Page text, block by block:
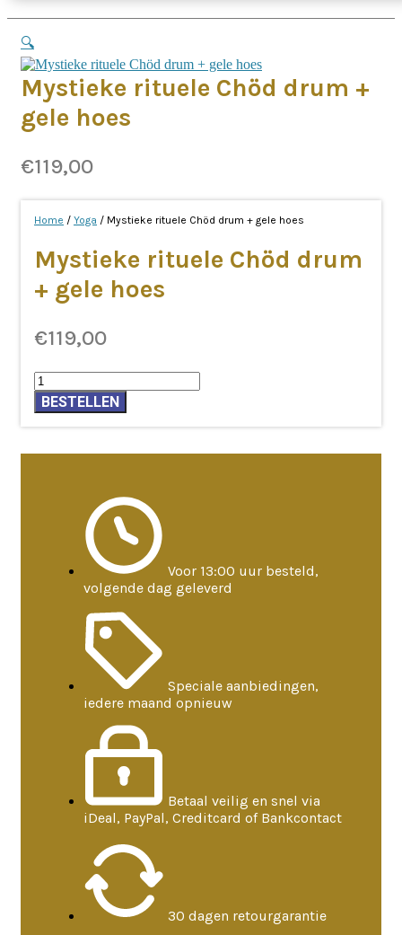
🔍
Mystieke rituele Chöd drum +
gele hoes
€119,00
Home / Yoga / Mystieke rituele Chöd drum + gele hoes
Mystieke rituele Chöd drum
+ gele hoes
€119,00
Mystieke
rituele
Chöd
drum
BESTELLEN
Voor 13:00 uur besteld,
volgende dag geleverd
Speciale aanbiedingen,
iedere maand opnieuw
Betaal veilig en snel via
iDeal, PayPal, Creditcard of Bankcontact
30 dagen retourgarantie